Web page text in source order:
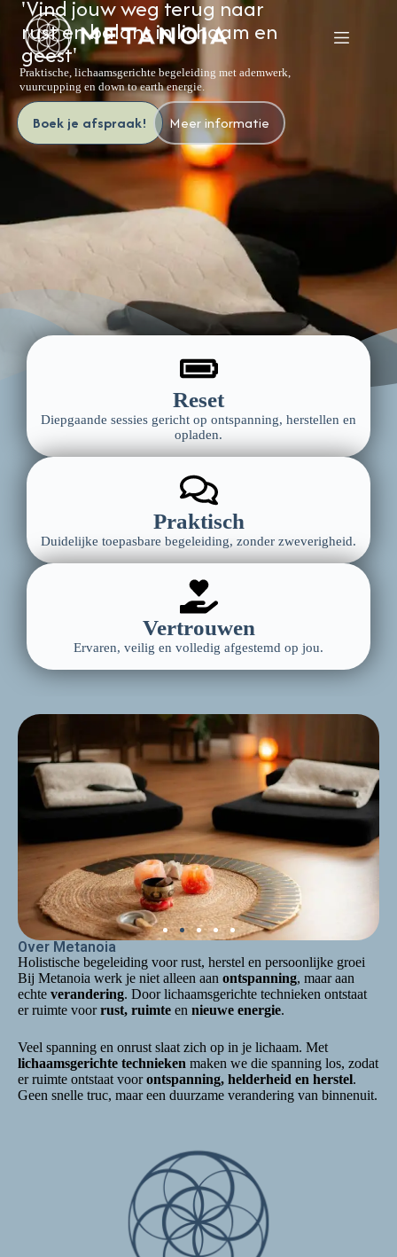
'Vind jouw weg terug naar
rust en balans in lichaam en
geest'
Praktische, lichaamsgerichte begeleiding met ademwerk,
vuurcupping en down to earth energie.
Boek je afspraak! Meer informatie
Reset
Diepgaande sessies gericht op ontspanning, herstellen en
opladen.
Praktisch
Duidelijke toepasbare begeleiding, zonder zweverigheid.
Vertrouwen
Ervaren, veilig en volledig afgestemd op jou.
Over Metanoia
Holistische begeleiding voor rust, herstel en persoonlijke groei
Bij Metanoia werk je niet alleen aan ontspanning, maar aan
echte verandering. Door lichaamsgerichte technieken ontstaat
er ruimte voorrust, ruimte en nieuwe energie.
Veel spanning en onrust slaat zich op in je lichaam. Met
lichaamsgerichte technieken maken we die spanning los, zodat
er ruimte ontstaat voorontspanning, helderheid en herstel.
Geen snelle truc, maar een duurzame verandering van binnenuit.